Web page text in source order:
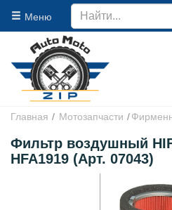
Меню
Главная Мотозапчасти
Фильтр воздушный
HFA1919 (Арт. 07043)